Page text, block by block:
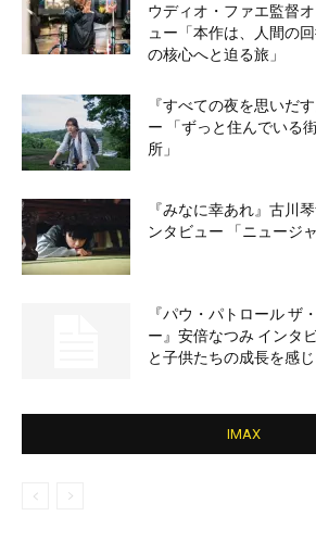
ウディオ・ファエ監督
ュー「本作は、人間の
の核心へと迫る旅」
『すべての夜を思いだ
ー 「ずっと住んでいる
所」
『みなに幸あれ』古川
ンタビュー 「ニュージ
『パウ・パトロール ザ
ー』安倍なつみ インタ
と子供たちの成長を感じ
IMAX